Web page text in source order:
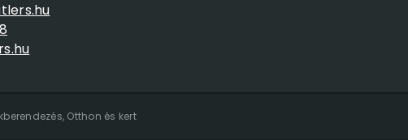
, Otthon és kert